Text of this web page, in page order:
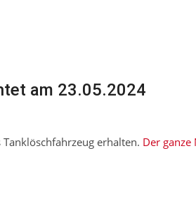
am 23.05.2024
erhalten. Der